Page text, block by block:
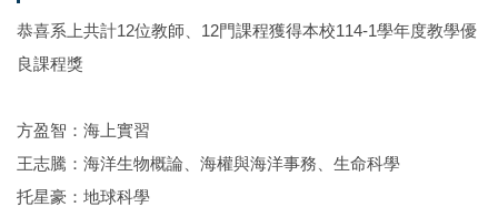
恭喜系上共計12位教師、12門課程獲得本校114-1學年度教學優
良課程獎
方盈智：海上實習
王志騰：海洋生物概論、海權與海洋事務、生命科學
托星豪：地球科學